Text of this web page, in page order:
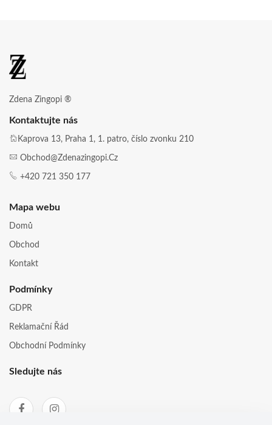
Zdena Zingopi ®
Kontaktujte nás
Kaprova 13, Praha 1, 1. patro, číslo zvonku 210
Obchod@zdenazingopi.cz
+420 721 350 177
Mapa webu
Domů
Obchod
Kontakt
Podmínky
GDPR
Reklamační Řád
Obchodní Podmínky
Sledujte nás